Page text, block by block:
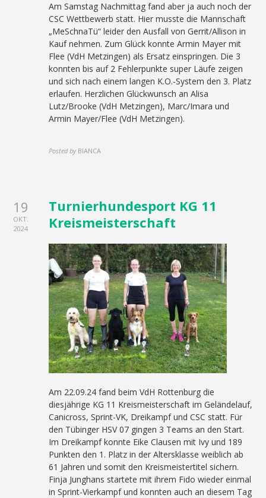
Am Samstag Nachmittag fand aber ja auch noch der
CSC Wettbewerb statt. Hier musste die Mannschaft
„MeSchnaTü“ leider den Ausfall von Gerrit/Allison in
Kauf nehmen. Zum Glück konnte Armin Mayer mit
Flee (VdH Metzingen) als Ersatz einspringen. Die 3
konnten bis auf 2 Fehlerpunkte super Läufe zeigen
und sich nach einem langen K.O.-System den 3. Platz
erlaufen. Herzlichen Glückwunsch an Alisa
Lutz/Brooke (VdH Metzingen), Marc/Imara und
Armin Mayer/Flee (VdH Metzingen).
Posted by BIANCA
19
OKT.
2024
Turnierhundesport KG 11
Kreismeisterschaft
Am 22.09.24 fand beim VdH Rottenburg die
diesjährige KG 11 Kreismeisterschaft im Geländelauf,
Canicross, Sprint-VK, Dreikampf und CSC statt. Für
den Tübinger HSV 07 gingen 3 Teams an den Start.
Im Dreikampf konnte Eike Clausen mit Ivy und 189
Punkten den 1. Platz in der Altersklasse weiblich ab
61 Jahren und somit den Kreismeistertitel sichern.
Finja Junghans startete mit ihrem Fido wieder einmal
in Sprint-Vierkampf und konnten auch an diesem Tag